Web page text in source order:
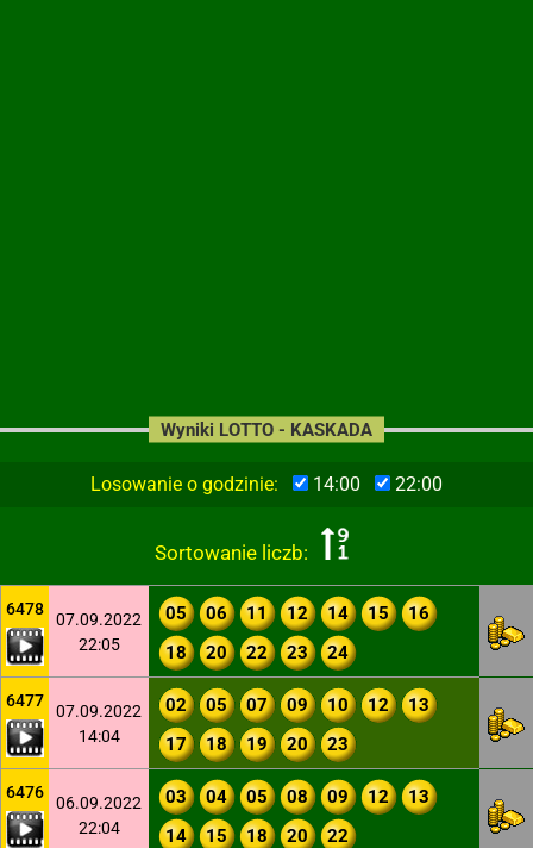
Losowanie o godzinie: 14:00 22:00
Sortowanie liczb:
Wyniki LOTTO - KASKADA
6478
07.09.2022
22:05
05 06 11 12 14 15
16
18
20 22 23 24
6477
07.09.2022
14:04
02 05 07 09 10 12
13
17
18 19 20 23
6476
06.09.2022
22:04
03 04 05 08 09 12
13
14
15 18 20 22